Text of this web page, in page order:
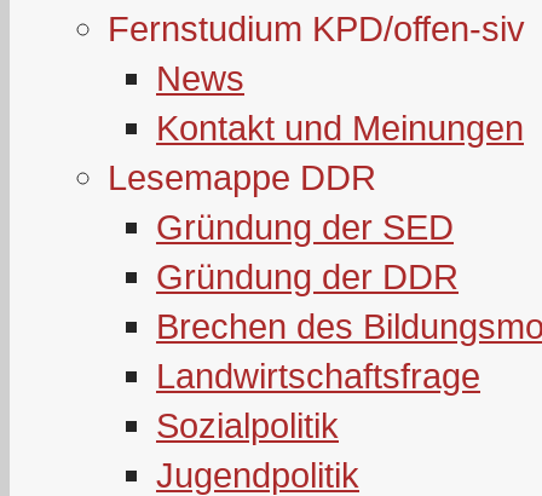
Fernstudium KPD/offen-siv
News
Kontakt und Meinungen
Lesemappe DDR
Gründung der SED
Gründung der DDR
Brechen des
Landwirtschaftsfrage
Sozialpolitik
Jugendpolitik